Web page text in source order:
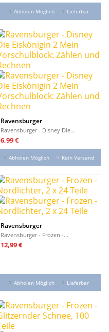
Abholen Möglich Lieferbar
Ravensburger
Ravensburger - Disney Die...
Preis
6,99 €
Abholen Möglich Kein Versand
Ravensburger
Ravensburger - Frozen -...
Preis
12,99 €
Abholen Möglich Lieferbar